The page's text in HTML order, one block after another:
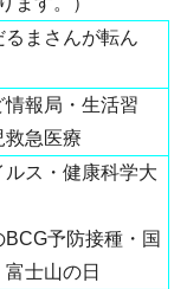
るまさんが転ん
情報局・生活習
救急医療
ルス・健康科学大
BCG予防接種・国
富士山の日